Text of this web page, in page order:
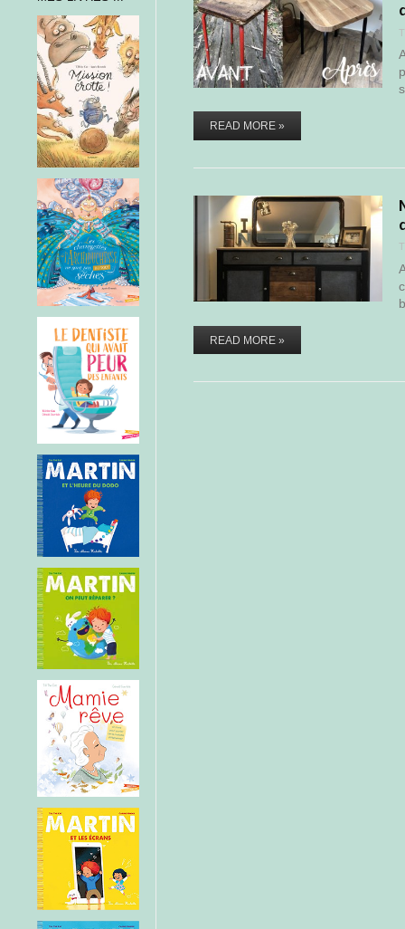
READ MORE »
READ MORE »